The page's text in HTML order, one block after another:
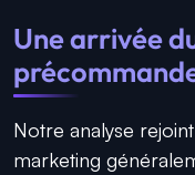
Une arrivée
Notre analyse
marketing